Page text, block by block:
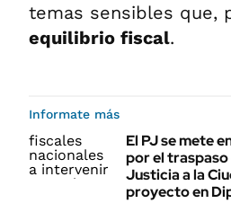
temas sensibles que,
equilibrio fiscal.
Informate más
El PJ se mete
por el traspaso
Justicia a la
proyecto en